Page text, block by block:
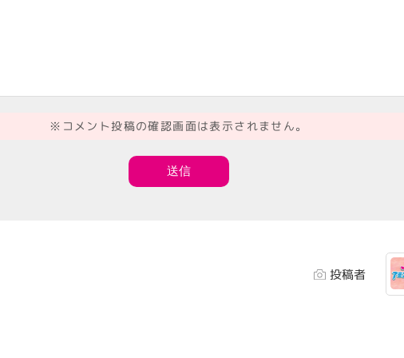
※コメント投稿の確認画面は表示されません。
投稿者